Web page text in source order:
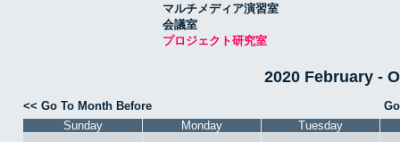
マルチメディア演習室
会議室
プロジェクト研究室
2020 February -
<< Go To Month Before
Sunday
Monday Tuesday